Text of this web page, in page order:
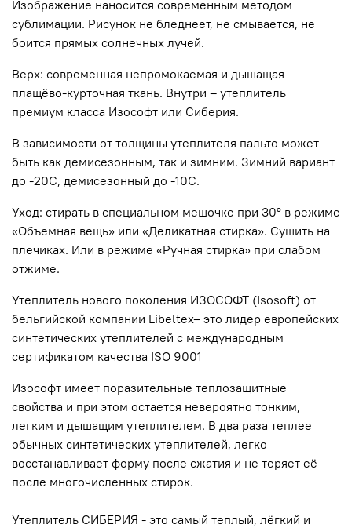
Изображение наносится современным методом
сублимации. Рисунок не бледнеет, не смывается, не
боится прямых солнечных лучей.
Верх: современная непромокаемая и дышащая
плащёво-курточная ткань. Внутри – утеплитель
премиум класса Изософт или Сиберия.
В зависимости от толщины утеплителя пальто может
быть как демисезонным, так и зимним. Зимний вариант
до -20С, демисезонный до -10С.
Уход: стирать в специальном мешочке при 30º в режиме
«Объемная вещь» или «Деликатная стирка». Сушить на
плечиках. Или в режиме «Ручная стирка» при слабом
отжиме.
Утеплитель нового поколения ИЗОСОФТ (Isosoft) от
бельгийской компании Libeltex– это лидер европейских
синтетических утеплителей с международным
сертификатом качества ISO 9001
Изософт имеет поразительные теплозащитные
свойства и при этом остается невероятно тонким,
легким и дышащим утеплителем. В два раза теплее
обычных синтетических утеплителей, легко
восстанавливает форму после сжатия и не теряет её
после многочисленных стирок.
Утеплитель СИБЕРИЯ - это самый теплый, лёгкий и